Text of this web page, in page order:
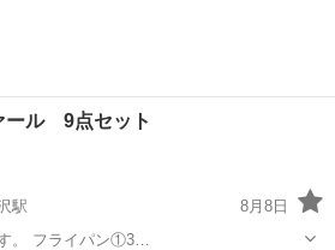
ール 9点セット
駅
8月8日
の調理器具です。 フライパン①3…